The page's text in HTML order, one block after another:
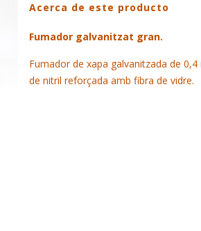
Acerca de este producto
Fumador galvanitzat gran.
Fumador de xapa galvanitzada de
de nitril reforçada amb fibra de vidre.